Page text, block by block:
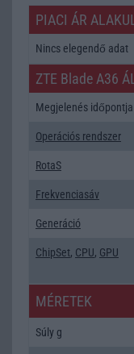
PIACI ÁR
Nincs elegendő adat
ZTE Blade A36
Megjelenés időpontja
Operációs rendszer
RotaS
Frekvenciasáv
Generáció
ChipSet, CPU, GPU
MÉRETEK
Súly g